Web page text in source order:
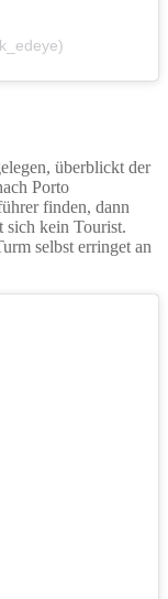
überblickt der
Porto
finden, dann
sich kein Tourist.
selbst erringet an